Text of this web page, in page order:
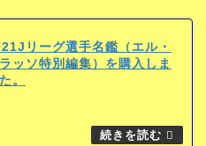
リーグ選手名鑑（エル・
ッソ特別編集）を購入しま
。